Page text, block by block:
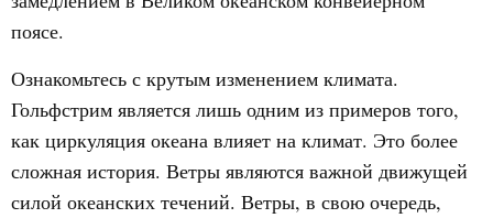
поясе.
Ознакомьтесь с крутым изменением климата.
Гольфстрим является лишь одним из примеров того,
как циркуляция океана влияет на климат. Это более
сложная история. Ветры являются важной движущей
силой океанских течений. Ветры, в свою очередь,